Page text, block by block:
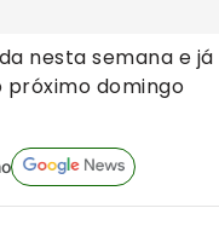
nesta semana e já
domingo